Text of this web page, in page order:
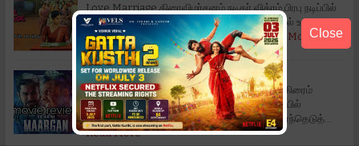
Love Marriage திரைவிமர்சனம் நடிகர் விக்ரம் பிரபு நடிப்பில்
அறிமுக இயக்குநர் ஷண்முக பிரியன் இயக்கத்தில் உருவாகி
இன்று திரையரங்கில் வெளிவந்துள்ள தி… Read More
மார்கன் திரை விமர்சனம்
மார்கன் திரை விமர்சனம் தமிழ் சினிமாவில் பல கிரைம்
திரில்லர் படங்கள் வெளிவந்துள்ளது, அந்த வகையில்
தொடர்ந்து வித்தியாசமான கதைக்களத்தை தேர்ந்தெடுத்…
Read More
Close